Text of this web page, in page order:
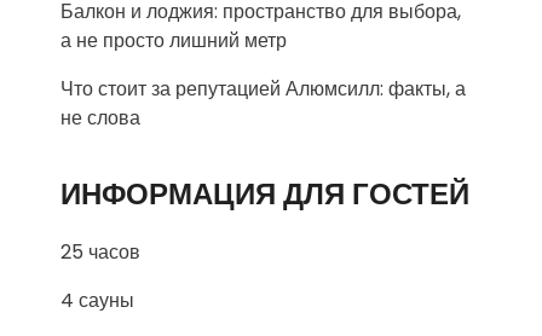
Балкон и лоджия: пространство для выбора,
а не просто лишний метр
Что стоит за репутацией Алюмсилл: факты, а
не слова
ИНФОРМАЦИЯ ДЛЯ ГОСТЕЙ
25 часов
4 сауны